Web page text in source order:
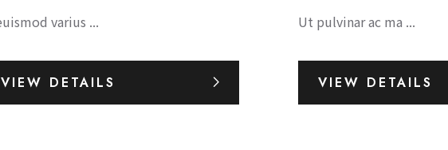
varius ...
VIEW DETAILS
Ut pulvinar ac ma ...
VIEW DETAILS